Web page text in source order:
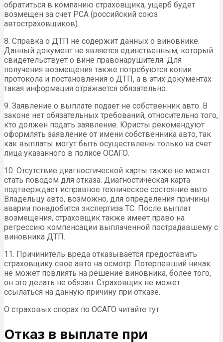
обратиться в компанию страховщика, ущерб будет
возмещен за счет РСА (российский союз
автостраховщиков).
8. Справка о ДТП не содержит данных о виновнике.
Данный документ не является единственным, который
свидетельствует о вине правонарушителя. Для
получения возмещения также потребуются копии
протокола и постановления о ДТП, а в этих документах
такая информация отражается обязательно.
9. Заявление о выплате подает не собственник авто. В
законе нет обязательных требований, относительно того,
кто должен подать заявление. Юристы рекомендуют
оформлять заявление от имени собственника авто, так
как выплаты могут быть осуществлены только на счет
лица указанного в полисе ОСАГО.
10. Отсутствие диагностической карты также не может
стать поводом для отказа. Диагностическая карта
подтверждает исправное техническое состояние авто.
Владельцу авто, возможно, для определения причины
аварии понадобится экспертиза ТС. После выплат
возмещения, страховщик также имеет право на
регрессию компенсации выплаченной пострадавшему с
виновника ДТП.
11. Причинитель вреда отказывается предоставить
страховщику свое авто на осмотр. Потерпевший никак
не может повлиять на решение виновника, более того,
он это делать не обязан. Страховщик не может
ссылаться на данную причину при отказе.
О страховых спорах по ОСАГО читайте тут.
Отказ в выплате при